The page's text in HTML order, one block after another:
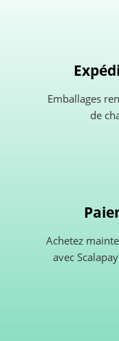
Emballages
de
Achetez
avec